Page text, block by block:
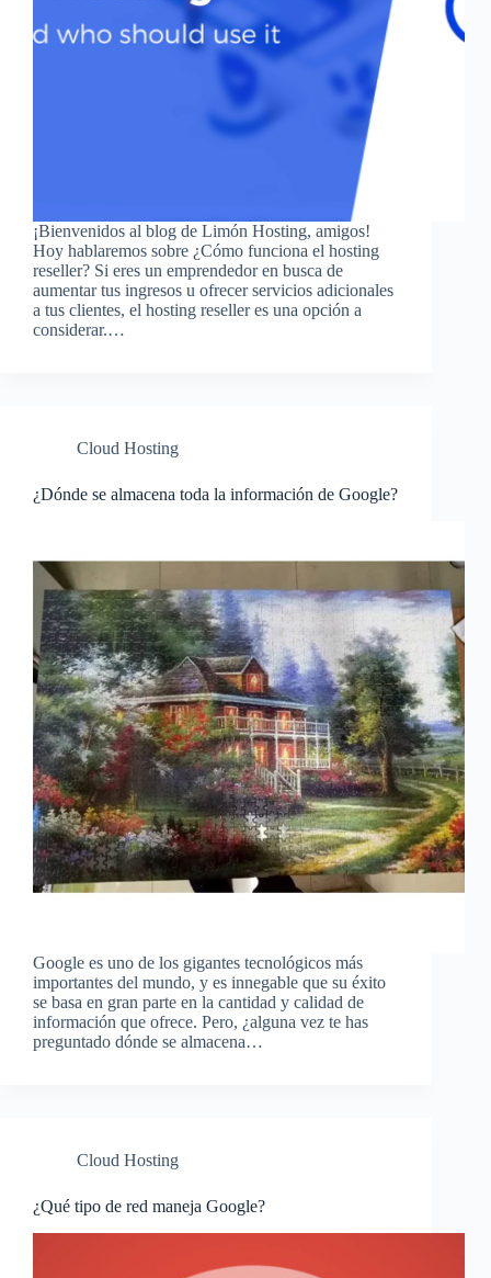
¡Bienvenidos al blog de Limón Hosting, amigos!
Hoy hablaremos sobre ¿Cómo funciona el hosting
reseller? Si eres un emprendedor en busca de
aumentar tus ingresos u ofrecer servicios adicionales
a tus clientes, el hosting reseller es una opción a
considerar.…
Cloud Hosting
¿Dónde se almacena toda la información de Google?
Google es uno de los gigantes tecnológicos más
importantes del mundo, y es innegable que su éxito
se basa en gran parte en la cantidad y calidad de
información que ofrece. Pero, ¿alguna vez te has
preguntado dónde se almacena…
Cloud Hosting
¿Qué tipo de red maneja Google?